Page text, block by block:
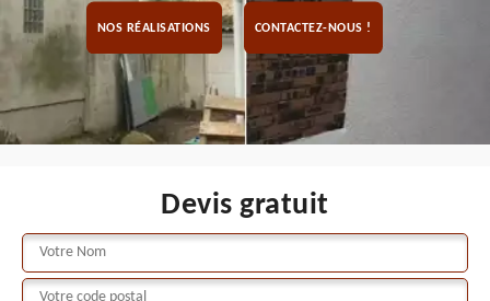
NOS RÉALISATIONS CONTACTEZ-NOUS !
Devis gratuit